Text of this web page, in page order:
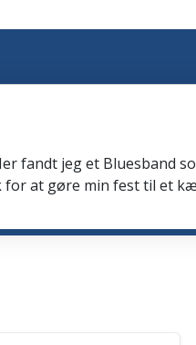
fandt jeg et Bluesband
for at gøre min fest til et